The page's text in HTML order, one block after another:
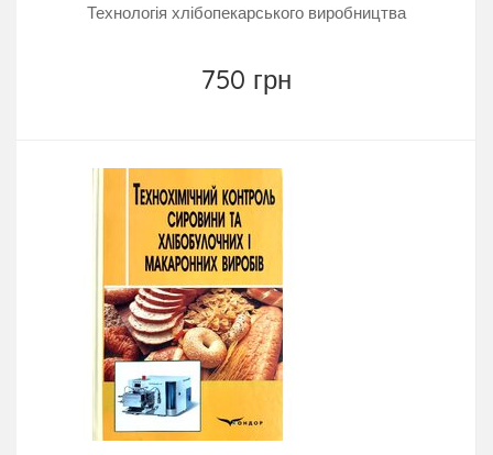
Технологія хлібопекарського виробництва
750 грн